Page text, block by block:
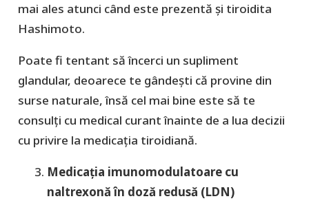
mai ales atunci când este prezentă și tiroidita
Hashimoto.
Poate fi tentant să încerci un supliment
glandular, deoarece te gândești că provine din
surse naturale, însă cel mai bine este să te
consulți cu medical curant înainte de a lua decizii
cu privire la medicația tiroidiană.
Medicația imunomodulatoare cu
naltrexonă în doză redusă (LDN)